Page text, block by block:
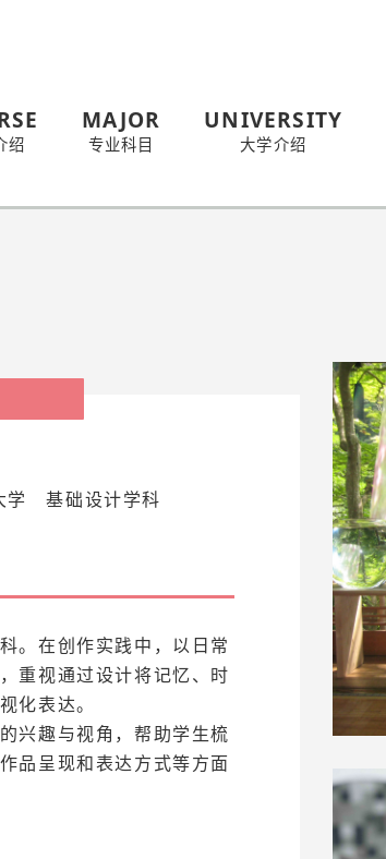
绍
MAJOR
专业科目
UNIVERSITY
大学介绍
学 基础设计学科
。在创作实践中，以日常
重视通过设计将记忆、时
化表达。
兴趣与视角，帮助学生梳
品呈现和表达方式等方面